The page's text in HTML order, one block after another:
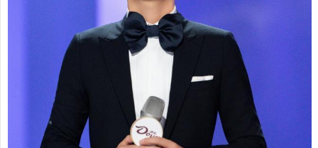
深证成指 14311.01 +1.42%